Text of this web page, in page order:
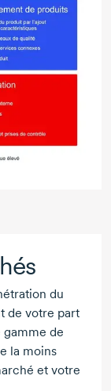
du
de votre part
gamme de
la moins
et votre